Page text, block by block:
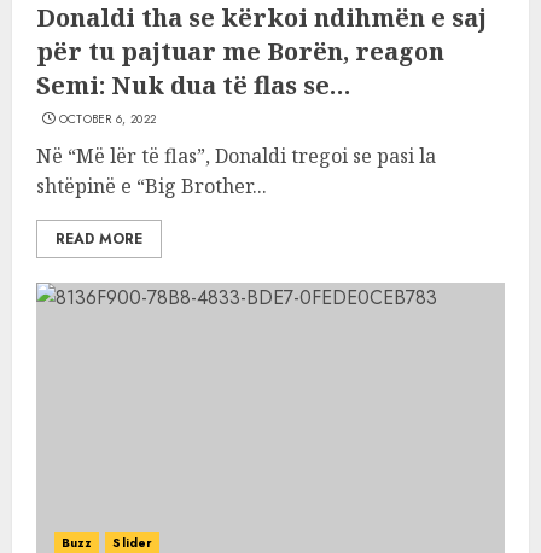
Donaldi tha se kërkoi ndihmën e saj
për tu pajtuar me Borën, reagon
Semi: Nuk dua të flas se…
OCTOBER 6, 2022
Në “Më lër të flas”, Donaldi tregoi se pasi la
shtëpinë e “Big Brother...
READ MORE
Buzz Slider